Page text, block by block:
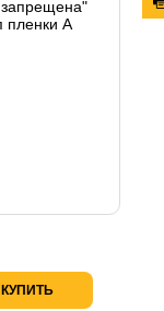
КУПИТЬ